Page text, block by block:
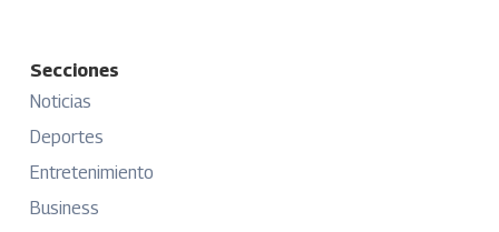
Secciones
Noticias
Deportes
Entretenimiento
Business